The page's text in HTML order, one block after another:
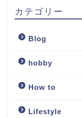
カテゴリー
Blog
hobby
How to
Lifestyle